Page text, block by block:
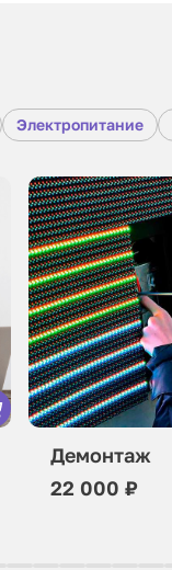
Электропитание
Демонтаж
22 000 ₽